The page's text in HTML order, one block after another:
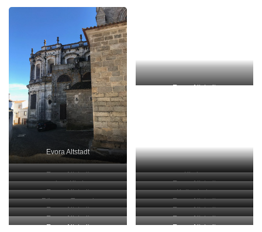
Evora Altstadt
Evora Altstadt
Evora Altstadt
Kirche
andere Kirche
Evora Altstadt
Evora Altstadt
Kathedrale
Römer – Tempel
Evora Altstadt
Evora Altstadt
Evora Altstadt
Evora Altstadt
Evora Altstadt
Evora Altstadt
Evora Altstadt